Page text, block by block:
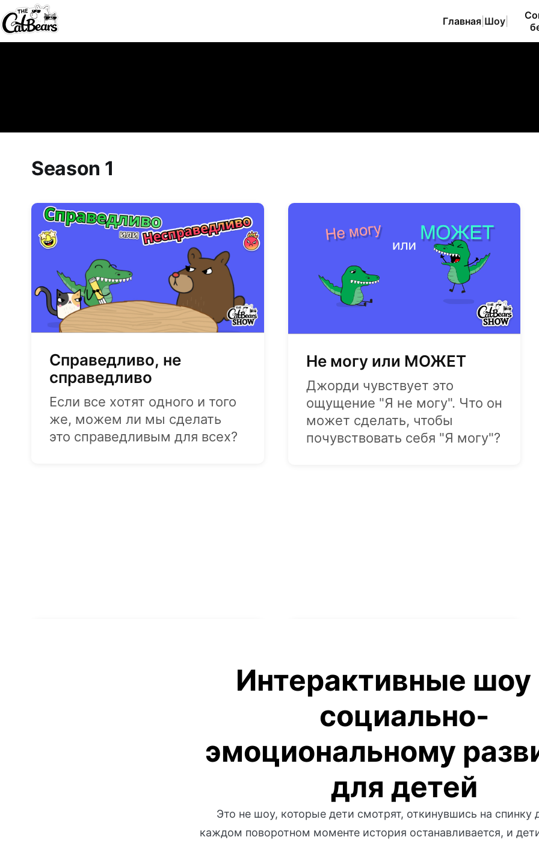
Главная Шоу
Season 1
Справедливо, не
справедливо
Если все хотят одного и того
же, можем ли мы сделать
это справедливым для всех?
Hе могу или МОЖЕТ
Джорди чувствует это
ощущение "Я не могу". Что он
может сделать, чтобы
почувствовать себя "Я могу"?
Интерактивные шоу
социально-
эмоциональному
для детей
Это не шоу, которые дети смотрят, откинувшись на спинку
каждом поворотном моменте история останавливается, и